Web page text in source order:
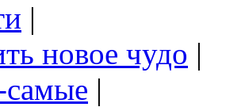
|
новое чудо |
|